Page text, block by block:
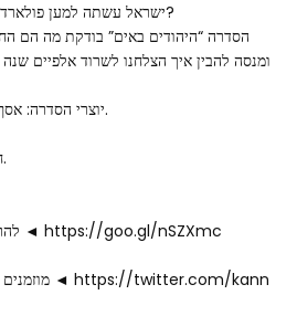
ישראל עשתה למען פולארד, ומי, לעזאזל, נתן את ההוראה?
הסדרה “היהודים באים” בודקת מה הם
ומנסה להבין איך הצלחנו לשרוד אלפיים
יוצרי הסדרה: אסף בייזר, נטלי מרכוס ויואב גרוס.
חברת הפקה: יואב גרוס הפקות.
• להרשמה לערוץ כאן | 11 ביוטיוב ◄ https://goo.gl/nSZXmc
• מוזמנים לעקוב אחרינו כאן | בטוויטר ◄ https://twitter.com/kann